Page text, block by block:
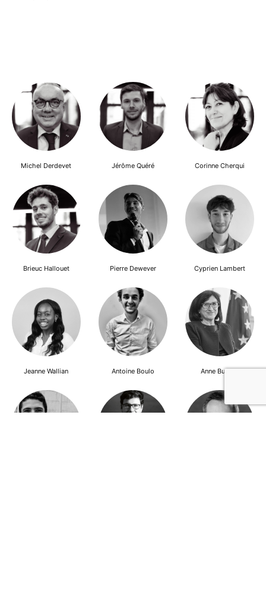
Michel Derdevet Jérôme Quéré Corinne Cherqui
Brieuc Hallouet Pierre Dewever Cyprien Lambert
Jeanne Wallian Antoine Boulo Anne Bucher